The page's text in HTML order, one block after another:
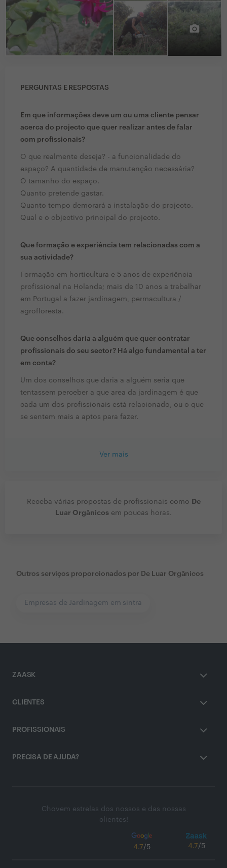
PERGUNTAS E RESPOSTAS
Em que informações deve um ou uma cliente pensar
acerca do projecto que quer realizar antes de falar
com profissionais?
O que realmente deseja? - a funcionalidade do
espaço? A quantidade de manutenção necessária?
O tamanho do espaço.
Quanto pretende gastar.
Quanto tempo demorará a instalação do projecto.
Qual e o objectivo principal do projecto.
Que formação e experiência tem relacionadas com a
sua actividade?
Formação em horticultura e 5 anos de experiência
profissional na Holanda; mais de 10 anos a trabalhar
em Portugal a fazer jardinagem, permacultura /
agrofloresta.
Que conselhos daria a alguém que quer contratar
profissionais do seu sector? Há algo fundamental a ter
em conta?
Um dos conselhos que daria a alguém seria que
tentassem perceber a que area da jardinagem é que
cada um dos profissionais está relacionado, ou o que
se sentem mais a aptos para fazer.
Ver mais
Receba várias propostas de profissionais como De
Luar Orgânicos em poucas horas.
Outros serviços proporcionados por De Luar Orgânicos
Empresas de Jardinagem em sintra
ZAASK
CLIENTES
PROFISSIONAIS
PRECISA DE AJUDA?
Chovem estrelas dos nossos e das nossas
clientes!
4.7/5 4.7/5